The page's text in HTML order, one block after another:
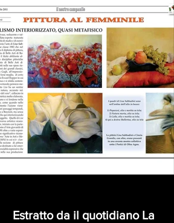
Estratto da il quotidiano La